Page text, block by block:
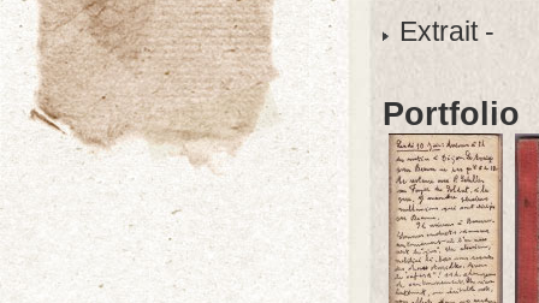
Extrait -
Portfolio